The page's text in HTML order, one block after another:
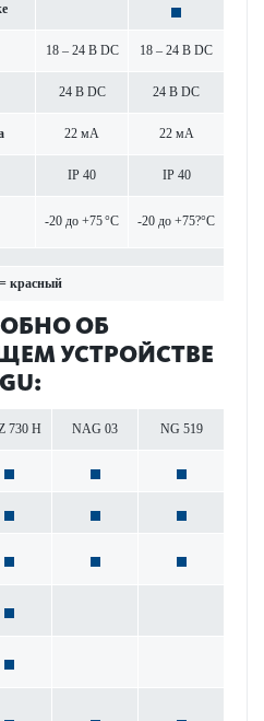
18 – 24 В DC 18 – 24 В DC
24 В DC 24 В DC
22 мА 22 мА
IP 40 IP 40
-20 до +75 °C -20 до +75?°C
красный
ОБ
УСТРОЙСТВЕ
GU:
730 H NAG 03 NG 519